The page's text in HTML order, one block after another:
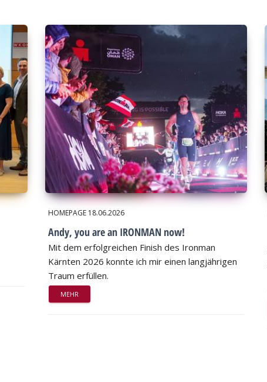
HOMEPAGE 18.06.2026
Andy, you are an IRONMAN now!
Mit dem erfolgreichen Finish des Ironman
Kärnten 2026 konnte ich mir einen langjährigen
Traum erfüllen.
MEHR